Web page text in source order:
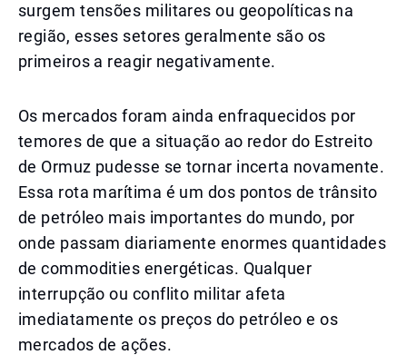
surgem tensões militares ou geopolíticas na
região, esses setores geralmente são os
primeiros a reagir negativamente.
Os mercados foram ainda enfraquecidos por
temores de que a situação ao redor do Estreito
de Ormuz pudesse se tornar incerta novamente.
Essa rota marítima é um dos pontos de trânsito
de petróleo mais importantes do mundo, por
onde passam diariamente enormes quantidades
de commodities energéticas. Qualquer
interrupção ou conflito militar afeta
imediatamente os preços do petróleo e os
mercados de ações.